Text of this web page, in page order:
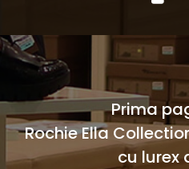
Prima
Rochie Ella
cu lurex